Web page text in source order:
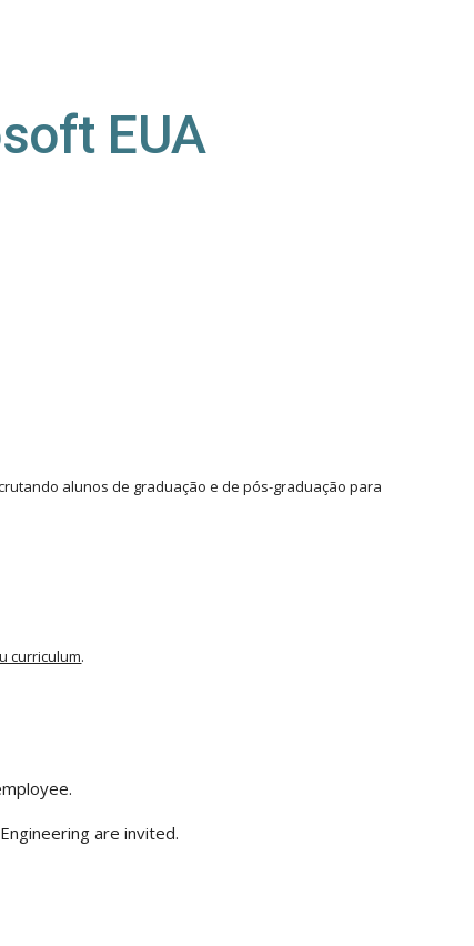
EUA
alunos de graduação e de pós-graduação para
curriculum.
are invited.